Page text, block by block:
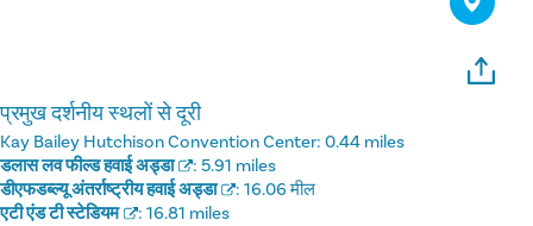
प्रमुख दर्शनीय स्थलों से दूरी
Kay Bailey Hutchison Convention Center: 0.44 miles
डलास लव फील्ड हवाई अड्डा
: 5.91 miles
डीएफडब्ल्यू अंतर्राष्ट्रीय हवाई अड्डा
: 16.06 मील
एटी एंड टी स्टेडियम
: 16.81 miles